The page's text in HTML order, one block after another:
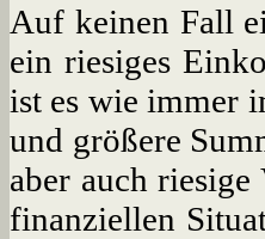
Auf keinen Fall
ein riesiges
ist es wie immer
und größere
aber auch
finanziellen